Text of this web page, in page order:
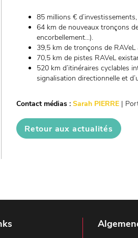
85 millions €
64 km de nouveaux tronçons
encorbellement...).
39,5 km de tronçons de
70,5 km de pistes RAVeL
520 km d’itinéraires cyclables
signalisation directionnelle et
Contact médias : Sarah PIERRE |
Retour aux actualités